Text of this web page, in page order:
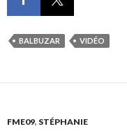
BALBUZAR VIDÉO
FME09, STÉPHANIE